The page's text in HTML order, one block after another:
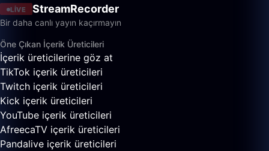
LIVE StreamRecorder
Bir daha canlı yayın kaçırmayın
Öne Çıkan İçerik Üreticileri
İçerik üreticilerine göz at
TikTok içerik üreticileri
Twitch içerik üreticileri
Kick içerik üreticileri
YouTube içerik üreticileri
AfreecaTV içerik üreticileri
Pandalive içerik üreticileri